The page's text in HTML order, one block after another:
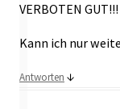
VERBOTEN GUT!!!
Kann ich nur
Antworten ↓